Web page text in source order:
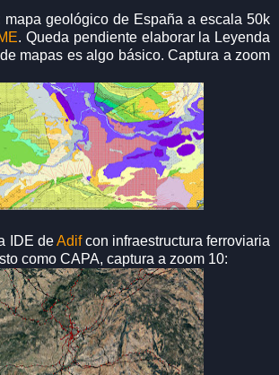
mapa geológico de España a escala 50k
. Queda pendiente elaborar la Leyenda
mapas es algo básico. Captura a zoom
IDE deAdifcon infraestructura ferroviaria
como CAPA, captura a zoom 10: